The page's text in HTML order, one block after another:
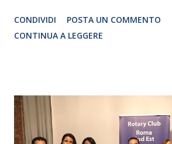
CRISTINA PEZZOLI
CONDIVIDI
POSTA UN COMMENTO
CONTINUA A LEGGERE